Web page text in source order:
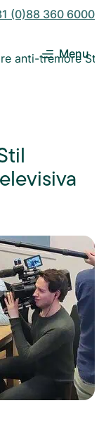
(0)88 360 6000
Menu
anti-tremore